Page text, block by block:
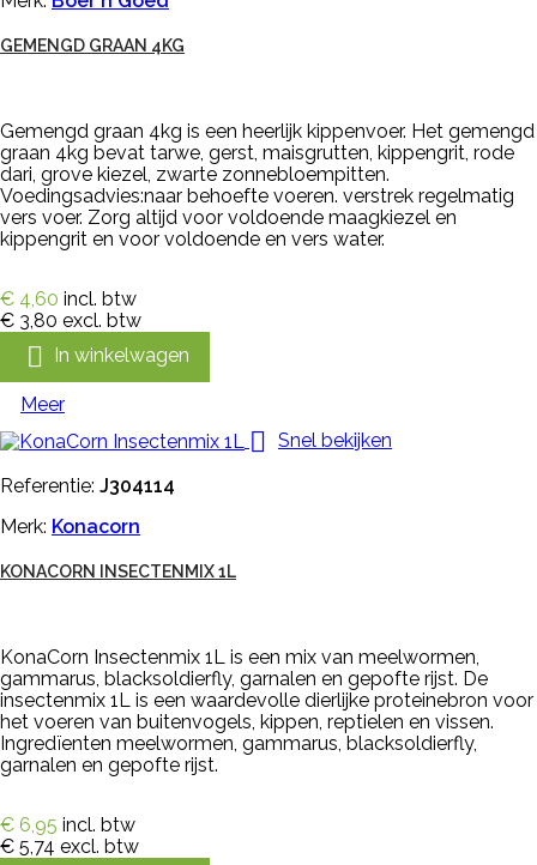
GEMENGD GRAAN 4KG
Gemengd graan 4kg is een heerlijk kippenvoer. Het gemengd
graan 4kg bevat tarwe, gerst, maisgrutten, kippengrit, rode
dari, grove kiezel, zwarte zonnebloempitten.
Voedingsadvies:naar behoefte voeren. verstrek regelmatig
vers voer. Zorg altijd voor voldoende maagkiezel en
kippengrit en voor voldoende en vers water.
€ 4,60 incl. btw
€ 3,80 excl. btw
 In winkelwagen
Meer
 Snel bekijken
Referentie: J304114
Merk: Konacorn
KONACORN INSECTENMIX 1L
KonaCorn Insectenmix 1L is een mix van meelwormen,
gammarus, blacksoldierfly, garnalen en gepofte rijst. De
insectenmix 1L is een waardevolle dierlijke proteinebron voor
het voeren van buitenvogels, kippen, reptielen en vissen.
Ingredïenten meelwormen, gammarus, blacksoldierfly,
garnalen en gepofte rijst.
€ 6,95 incl. btw
€ 5,74 excl. btw